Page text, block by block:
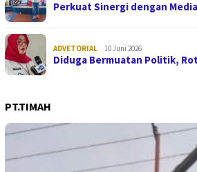
Perkuat Sinergi dengan
ADVETORIAL 10 Juni 2026
Diduga Bermuatan Politik,
PT.TIMAH